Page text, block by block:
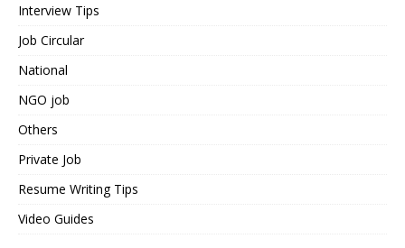
Interview Tips
Job Circular
National
NGO job
Others
Private Job
Resume Writing Tips
Video Guides